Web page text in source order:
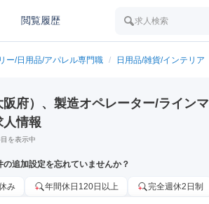
閲覧履歴 求人検索
ー/日用品/アパレル専門職 / 日用品/雑貨/インテリア
阪府）、製造オペレーター/ライン
人情報
を表示中
の追加設定を忘れていませんか？
み 年間休日120日以上 完全週休2日制